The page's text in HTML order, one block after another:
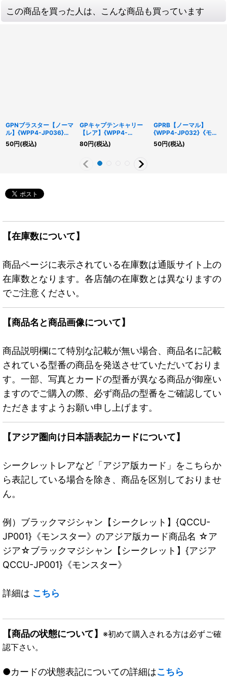
この商品を買った人は、こんな商品も買っています
GPNブラスター【ノーマ
ル】{WPP4-JP036}
《リンク》
50円(税込)
GPキャプテンキャリー
【レア】{WPP4-
JP031}《モンスター》
80円(税込)
GPRB【ノーマル】
{WPP4-JP032}《モン
スター》
50円(税込)
【在庫数について】
商品ページに表示されている在庫数は通販サイト上の
在庫数となります。各店舗の在庫数とは異なりますの
でご注意ください。
【商品名と商品画像について】
商品説明欄にて特別な記載が無い場合、商品名に記載
されている型番の商品を発送させていただいておりま
す。一部、写真とカードの型番が異なる商品が御座い
ますのでご購入の際、必ず商品の型番をご確認してい
ただきますようお願い申し上げます。
【アジア圏向け日本語表記カードについて】
シークレットレアなど「アジア版カード」をこちらか
ら表記している場合を除き、商品を区別しておりませ
ん。
例）ブラックマジシャン【シークレット】{QCCU-
JP001}《モンスター》のアジア版カード商品名 ☆ア
ジア☆ブラックマジシャン【シークレット】{アジア
QCCU-JP001}《モンスター》
詳細は こちら
【商品の状態について】 ※初めて購入される方は必ずご確
認下さい。
●カードの状態表記についての詳細はこちら